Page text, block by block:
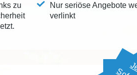
zu
Nur seriöse Angebote
verlinkt